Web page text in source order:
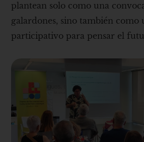
plantean solo como una
galardones, sino también como
participativo para pensar el